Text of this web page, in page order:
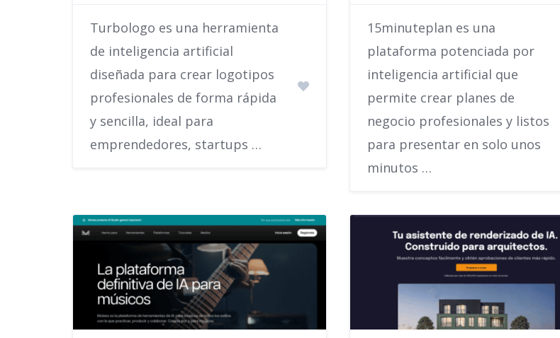
Turbologo es una herramienta
de inteligencia artificial
diseñada para crear logotipos
profesionales de forma rápida
y sencilla, ideal para
emprendedores, startups …
15minuteplan es una
plataforma potenciada por
inteligencia artificial que
permite crear planes de
negocio profesionales y listos
para presentar en solo unos
minutos …